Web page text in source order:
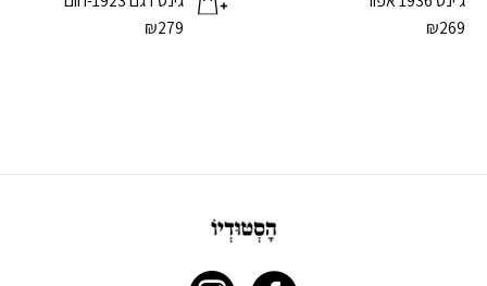
₪269
₪279